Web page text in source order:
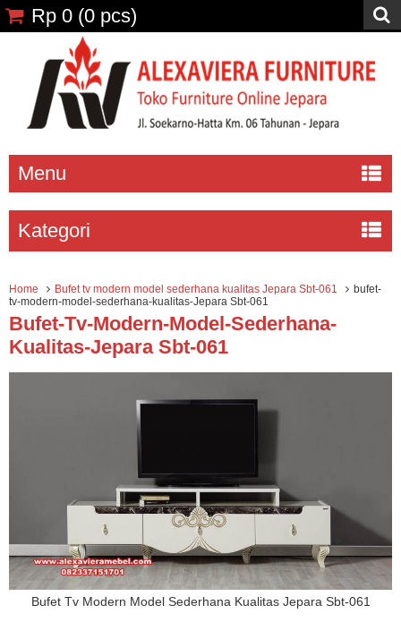
Rp 0 (0 pcs)
Menu
Kategori
Home Bufet tv modern model sederhana kualitas Jepara Sbt-061
bufet-
tv-modern-model-sederhana-kualitas-Jepara Sbt-061
Bufet-Tv-Modern-Model-Sederhana-
Kualitas-Jepara Sbt-061
Bufet Tv Modern Model Sederhana Kualitas Jepara Sbt-061